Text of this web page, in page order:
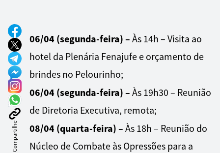
Compartilhe
06/04 (segunda-feira) – Às 14h – Visita ao
hotel da Plenária Fenajufe e orçamento de
brindes no Pelourinho;
06/04 (segunda-feira)– Às 19h30 – Reunião
de Diretoria Executiva, remota;
08/04 (quarta-feira) – Às 18h – Reunião do
Núcleo de Combate às Opressões para a